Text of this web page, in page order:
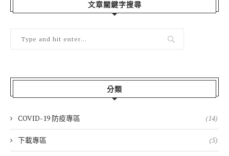
文章關鍵字搜尋
分類
COVID-19 防疫專區 (14)
下載專區 (5)